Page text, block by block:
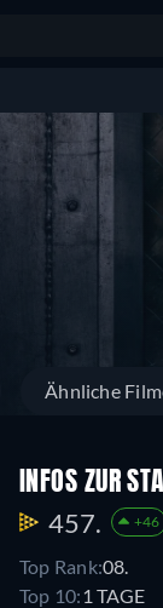
Ähnliche
INFOS ZUR
457. +46
Top Rank:08.
Top 10: 1 TAGE